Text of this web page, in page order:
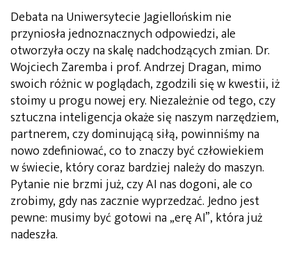
Debata na Uniwersytecie Jagiellońskim nie
przyniosła jednoznacznych odpowiedzi, ale
otworzyła oczy na skalę nadchodzących zmian. Dr.
Wojciech Zaremba i prof. Andrzej Dragan, mimo
swoich różnic w poglądach, zgodzili się w kwestii, iż
stoimy u progu nowej ery. Niezależnie od tego, czy
sztuczna inteligencja okaże się naszym narzędziem,
partnerem, czy dominującą siłą, powinniśmy na
nowo zdefiniować, co to znaczy być człowiekiem
w świecie, który coraz bardziej należy do maszyn.
Pytanie nie brzmi już, czy AI nas dogoni, ale co
zrobimy, gdy nas zacznie wyprzedzać. Jedno jest
pewne: musimy być gotowi na „erę AI”, która już
nadeszła.